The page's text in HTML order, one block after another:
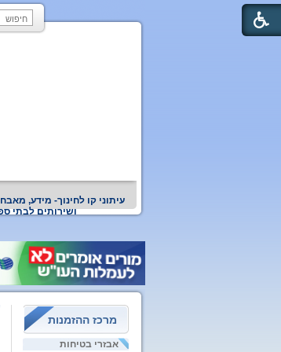
עיתוני קו לחינוך- מידע,
ושירותים לבתי
מרכז ההזמנות
אבזרי בטיחות